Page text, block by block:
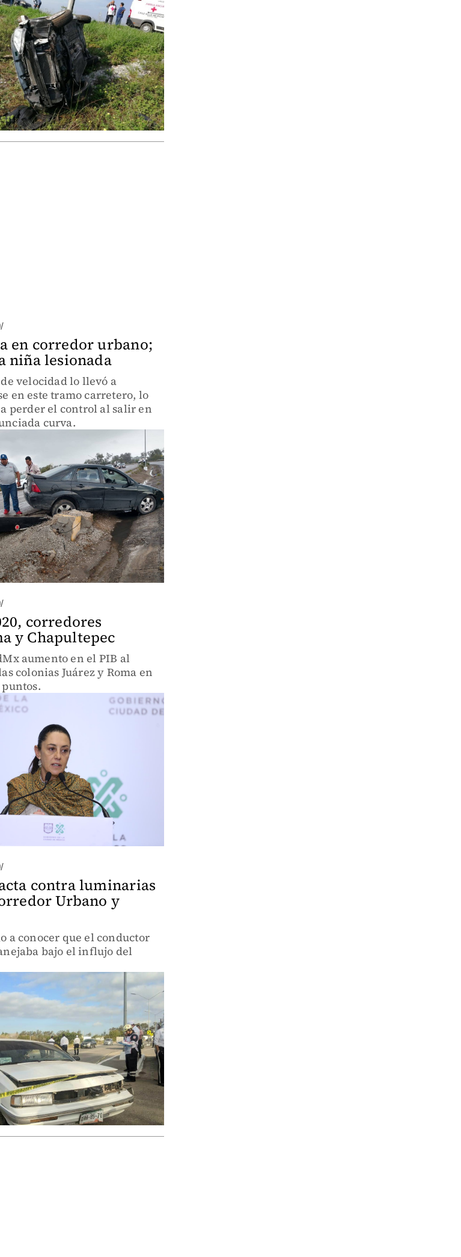
en corredor urbano;
niña lesionada
velocidad lo llevó a
en este tramo carretero, lo
perder el control al salir en
curva.
corredores
y Chapultepec
aumento en el PIB al
colonias Juárez y Roma en
contra luminarias
Urbano y
a conocer que el conductor
bajo el influjo del